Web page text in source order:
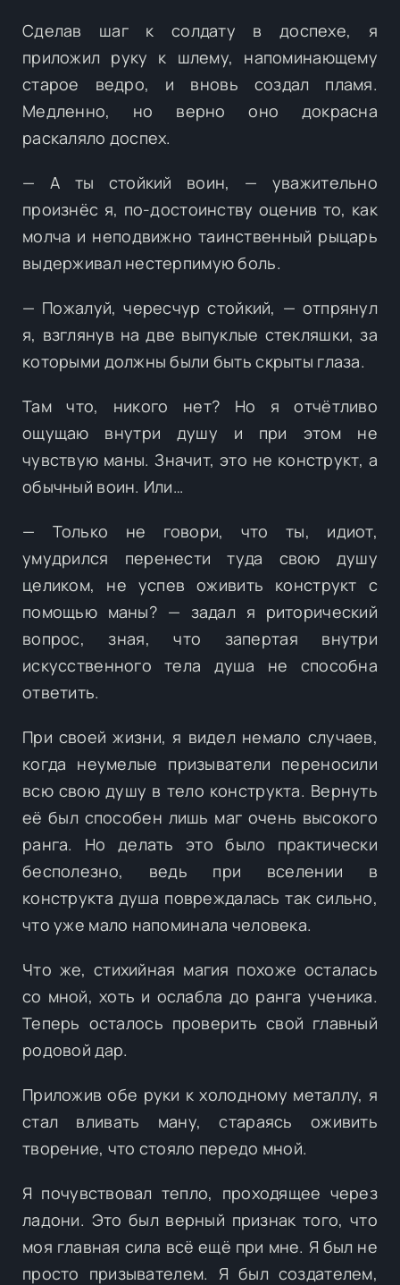
Сделав шаг к солдату в доспехе, я
приложил руку к шлему, напоминающему
старое ведро, и вновь создал пламя.
Медленно, но верно оно докрасна
раскаляло доспех.
— А ты стойкий воин, — уважительно
произнёс я, по-достоинству оценив то, как
молча и неподвижно таинственный рыцарь
выдерживал нестерпимую боль.
— Пожалуй, чересчур стойкий, — отпрянул
я, взглянув на две выпуклые стекляшки, за
которыми должны были быть скрыты глаза.
Там что, никого нет? Но я отчётливо
ощущаю внутри душу и при этом не
чувствую маны. Значит, это не конструкт, а
обычный воин. Или…
— Только не говори, что ты, идиот,
умудрился перенести туда свою душу
целиком, не успев оживить конструкт с
помощью маны? — задал я риторический
вопрос, зная, что запертая внутри
искусственного тела душа не способна
ответить.
При своей жизни, я видел немало случаев,
когда неумелые призыватели переносили
всю свою душу в тело конструкта. Вернуть
её был способен лишь маг очень высокого
ранга. Но делать это было практически
бесполезно, ведь при вселении в
конструкта душа повреждалась так сильно,
что уже мало напоминала человека.
Что же, стихийная магия похоже осталась
со мной, хоть и ослабла до ранга ученика.
Теперь осталось проверить свой главный
родовой дар.
Приложив обе руки к холодному металлу, я
стал вливать ману, стараясь оживить
творение, что стояло передо мной.
Я почувствовал тепло, проходящее через
ладони. Это был верный признак того, что
моя главная сила всё ещё при мне. Я был не
просто призывателем. Я был создателем,